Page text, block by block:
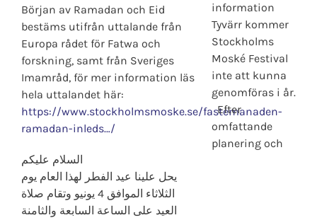
Början av Ramadan och Eid
bestäms utifrån uttalande från
Europa rådet för Fatwa och
forskning, samt från Sveriges
Imamråd, för mer information läs
hela uttalandet här:
https://www.stockholmsmoske.se/fastemanaden-
ramadan-inleds…/
السلام عليكم
يحل علينا عيد الفطر لهذا العام يوم
الثلاثاء الموافق 4 يونيو وتقام صلاة
العيد على الساعة السابعة والثامنة
information
Tyvärr kommer
Stockholms
Moské Festival
inte att kunna
genomföras i år.
Efter
omfattande
planering och